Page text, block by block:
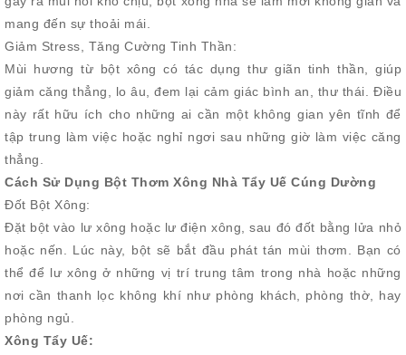
mang đến sự thoải mái.
Giảm Stress, Tăng Cường Tinh Thần:
Mùi hương từ bột xông có tác dụng thư giãn tinh thần, giúp
giảm căng thẳng, lo âu, đem lại cảm giác bình an, thư thái. Điều
này rất hữu ích cho những ai cần một không gian yên tĩnh để
tập trung làm việc hoặc nghỉ ngơi sau những giờ làm việc căng
thẳng.
Cách Sử Dụng Bột Thơm Xông Nhà Tẩy Uế Cúng Dường
Đốt Bột Xông:
Đặt bột vào lư xông hoặc lư điện xông, sau đó đốt bằng lửa nhỏ
hoặc nến. Lúc này, bột sẽ bắt đầu phát tán mùi thơm. Bạn có
thể để lư xông ở những vị trí trung tâm trong nhà hoặc những
nơi cần thanh lọc không khí như phòng khách, phòng thờ, hay
phòng ngủ.
Xông Tẩy Uế: